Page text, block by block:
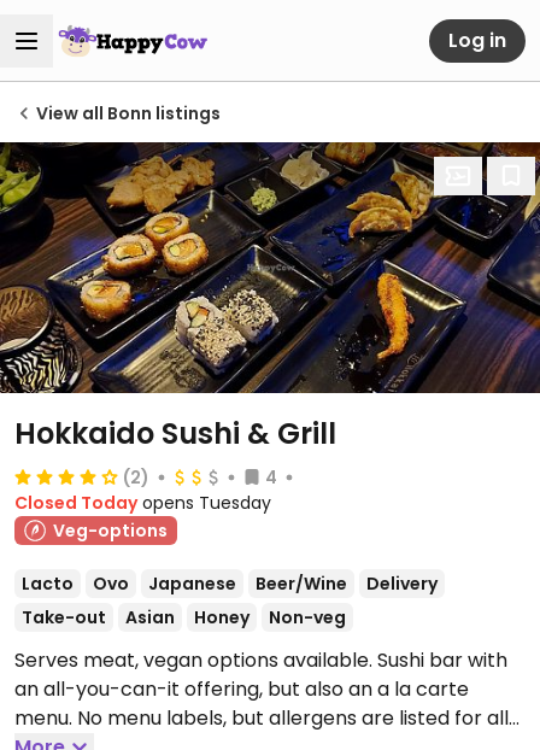
Log in
View all Bonn listings
Hokkaido Sushi & Grill
(2)
4
Closed Today opens Tuesday
Veg-options
Lacto Ovo Japanese Beer/Wine
Delivery
Take-out
Asian Honey Non-veg
Serves meat, vegan options available. Sushi bar with
an all-you-can-it offering, but also an a la carte
menu. No menu labels, but allergens are listed for all